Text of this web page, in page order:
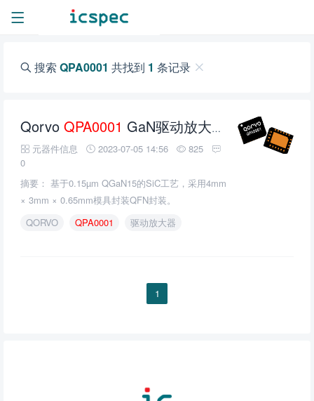
搜索 QPA0001 共找到 1 条记录
Qorvo QPA0001 GaN驱动放大器的介绍、特性、及应用
元器件信息 2023-07-05 14:56
825
0
摘要： 基于0.15µm QGaN15的SiC工艺，采用4mm
× 3mm × 0.65mm模具封装QFN封装。
QORVO
QPA0001 驱动放大器
1